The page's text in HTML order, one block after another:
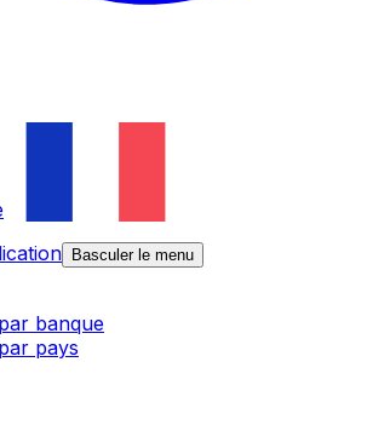
Basculer le menu
banque
pays